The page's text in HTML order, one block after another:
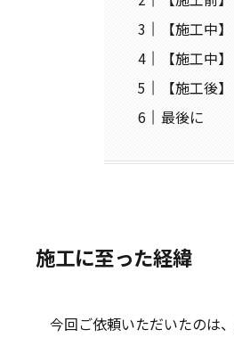
【施工中】
【施工中】
【施工後】
最後に
施工に至った経緯
今回ご依頼いただいたのは